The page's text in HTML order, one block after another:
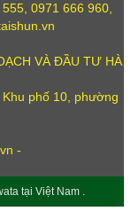
0971 666 960,
VÀ ĐẦU TƯ HÀ
phố 10, phường
-
tại Việt Nam .